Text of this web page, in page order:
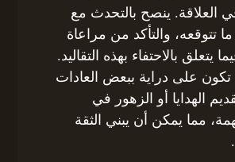
العلاقة. ينصح بالتحدث مع
تتوقعه، والتأكد من مراعاة
يتعلق بالاحتفاء بهذه التقاليد.
على دراية ببعض العادات
الهدايا أو الزهور في
مما يمكن أن يبني الثقة